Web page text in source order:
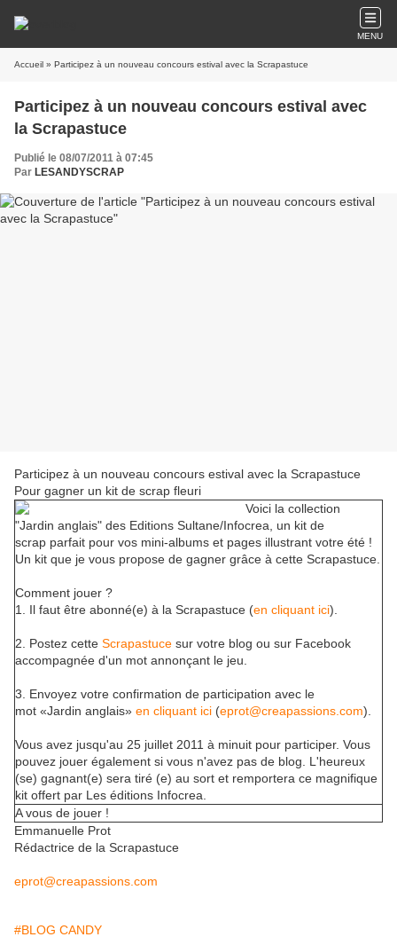
MENU
Accueil » Participez à un nouveau concours estival avec la Scrapastuce
Participez à un nouveau concours estival avec
la Scrapastuce
Publié le 08/07/2011 à 07:45
Par LESANDYSCRAP
Participez à un nouveau concours estival avec la Scrapastuce
Pour gagner un kit de scrap fleuri
Voici la collection
"Jardin anglais" des Editions Sultane/Infocrea, un kit de
scrap parfait pour vos mini-albums et pages illustrant votre été !
Un kit que je vous propose de gagner grâce à cette Scrapastuce.
Comment jouer ?
1. Il faut être abonné(e) à la Scrapastuce (en cliquant ici).
2. Postez cette Scrapastuce sur votre blog ou sur Facebook
accompagnée d'un mot annonçant le jeu.
3. Envoyez votre confirmation de participation avec le
mot «Jardin anglais» en cliquant ici (eprot@creapassions.com).
Vous avez jusqu'au 25 juillet 2011 à minuit pour participer. Vous
pouvez jouer également si vous n'avez pas de blog. L'heureux
(se) gagnant(e) sera tiré (e) au sort et remportera ce magnifique
kit offert par Les éditions Infocrea.
A vous de jouer !
Emmanuelle Prot
Rédactrice de la Scrapastuce
eprot@creapassions.com
#BLOG CANDY